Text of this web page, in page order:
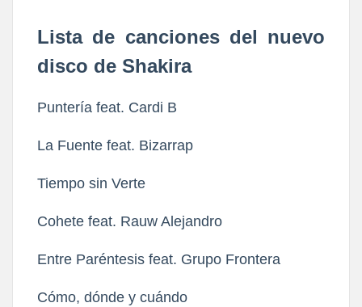
Lista de canciones del nuevo
disco de Shakira
Puntería feat. Cardi B
La Fuente feat. Bizarrap
Tiempo sin Verte
Cohete feat. Rauw Alejandro
Entre Paréntesis feat. Grupo Frontera
Cómo, dónde y cuándo